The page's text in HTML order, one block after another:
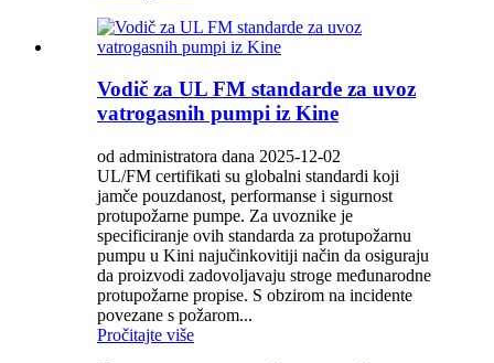
Vodič za UL FM standarde za uvoz
vatrogasnih pumpi iz Kine
od administratora dana 2025-12-02
UL/FM certifikati su globalni standardi koji
jamče pouzdanost, performanse i sigurnost
protupožarne pumpe. Za uvoznike je
specificiranje ovih standarda za protupožarnu
pumpu u Kini najučinkovitiji način da osiguraju
da proizvodi zadovoljavaju stroge međunarodne
protupožarne propise. S obzirom na incidente
povezane s požarom...
Pročitajte više